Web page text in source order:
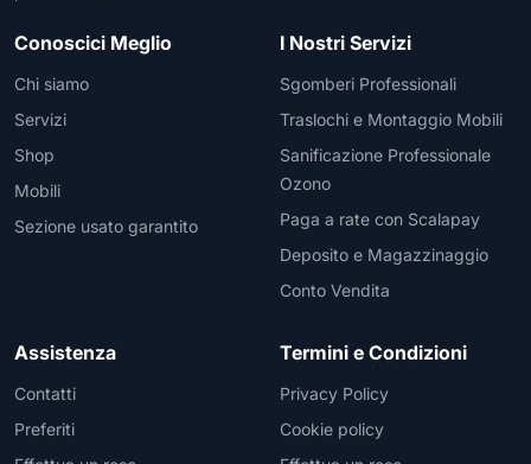
Conoscici Meglio
Chi siamo
Servizi
Shop
Mobili
Sezione usato garantito
I Nostri Servizi
Sgomberi Professionali
Traslochi e Montaggio Mobili
Sanificazione Professionale
Ozono
Paga a rate con Scalapay
Deposito e Magazzinaggio
Conto Vendita
Assistenza
Contatti
Preferiti
Termini e Condizioni
Privacy Policy
Cookie policy